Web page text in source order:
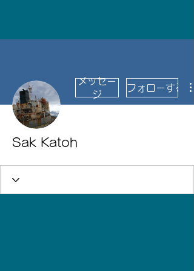
メッセー
ジ
フォローする
Sak Katoh